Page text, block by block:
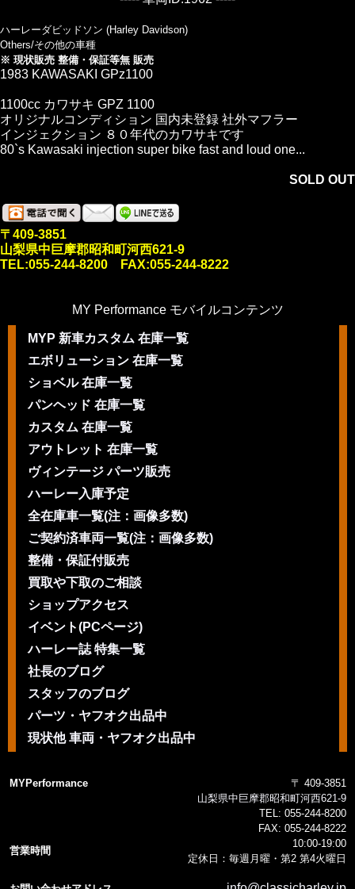
ハーレーダビッドソン (Harley Davidson)
Others/その他の車種
※ 現状販売 整備・保証等無 販売
1983 KAWASAKI GPz1100
1100cc カワサキ GPZ 1100
オリジナルコンディション 国内未登録 社外マフラー
インジェクション ８０年代のカワサキです
80`s Kawasaki injection super bike fast and loud one...
SOLD OUT
〒409-3851
山梨県中巨摩郡昭和町河西621-9
TEL:055-244-8200 FAX:055-244-8222
MY Performance モバイルコンテンツ
MYP 新車カスタム 在庫一覧
エボリューション 在庫一覧
ショベル 在庫一覧
パンヘッド 在庫一覧
カスタム 在庫一覧
アウトレット 在庫一覧
ヴィンテージ パーツ販売
ハーレー入庫予定
全在庫車一覧(注：画像多数)
ご契約済車両一覧(注：画像多数)
整備・保証付販売
買取や下取のご相談
ショップアクセス
イベント(PCページ)
ハーレー誌 特集一覧
社長のブログ
スタッフのブログ
パーツ・ヤフオク出品中
現状他 車両・ヤフオク出品中
MYPerformance
〒 409-3851
山梨県中巨摩郡昭和町河西621-9
TEL: 055-244-8200
FAX: 055-244-8222
営業時間
10:00-19:00
定休日：毎週月曜・第2 第4火曜日